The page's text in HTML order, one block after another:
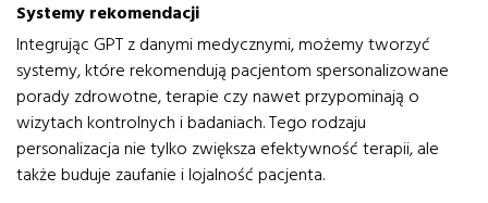
Systemy rekomendacji
Integrując GPT z danymi medycznymi, możemy tworzyć
systemy, które rekomendują pacjentom spersonalizowane
porady zdrowotne, terapie czy nawet przypominają o
wizytach kontrolnych i badaniach. Tego rodzaju
personalizacja nie tylko zwiększa efektywność terapii, ale
także buduje zaufanie i lojalność pacjenta.